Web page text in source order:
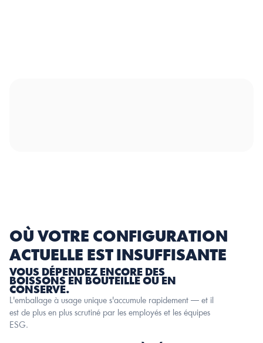
OÙ VOTRE CONFIGURATION
ACTUELLE EST INSUFFISANTE
VOUS DÉPENDEZ ENCORE DES
BOISSONS EN BOUTEILLE OU EN
CONSERVE.
L'emballage à usage unique s'accumule rapidement — et il
est de plus en plus scrutiné par les employés et les équipes
ESG.